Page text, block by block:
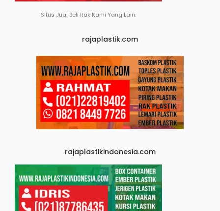
Situs Jual Beli Rak Kami Yang Lain.
rajaplastik.com
rajaplastikindonesia.com